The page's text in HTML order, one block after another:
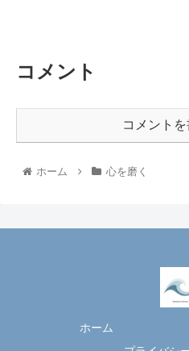
コメント
コメント
ホーム 心を磨く
ホーム